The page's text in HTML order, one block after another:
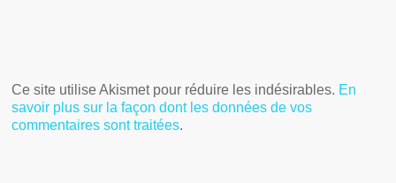
Ce site utilise Akismet pour réduire les indésirables. En
savoir plus sur la façon dont les données de vos
commentaires sont traitées.